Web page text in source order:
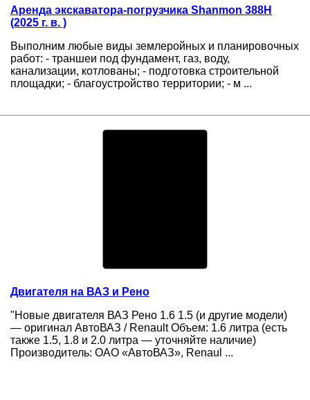
Аренда экскаватора-погрузчика Shanmon 388H
(2025 г. в. )
Выполним любые виды землеройных и планировочных
работ: - траншеи под фундамент, газ, воду,
канализации, котлованы; - подготовка строительной
площадки; - благоустройство территории; - м ...
Двигателя на ВАЗ и Рено
"Новые двигателя ВАЗ Рено 1.6 1.5 (и другие модели)
— оригинал АвтоВАЗ / Renault Объем: 1.6 литра (есть
также 1.5, 1.8 и 2.0 литра — уточняйте наличие)
Производитель: ОАО «АвтоВАЗ», Renaul ...